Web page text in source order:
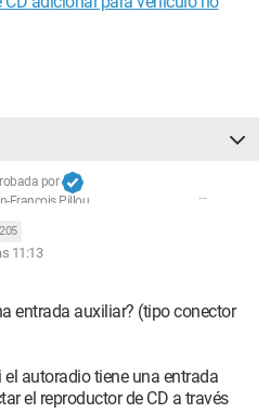
por
François Pillou
11:13
entrada auxiliar? (tipo conector
autoradio tiene una entrada
el reproductor de CD a través